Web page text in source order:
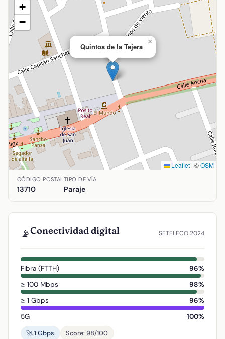
Quintos de la Tejera
×
+
−
Leaflet | ©OSM
Ubicación de Quintos de la Tejera en Argamasilla de
CÓDIGO POSTAL
13710
TIPO DE VÍA
Paraje
📡Conectividad digital SETELECO 2024
Fibra (FTTH)
96%
≥ 100 Mbps
98%
≥ 1 Gbps
96%
5G
100%
🚀 1 Gbps
Score: 98/100